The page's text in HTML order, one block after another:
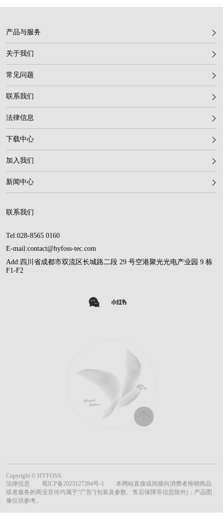
产品与服务
关于我们
常见问题
联系我们
法律信息
下载中心
加入我们
新闻中心
联系我们
Tel:028-8565 0160
E-mail:contact@hyfoss-tec.com
Add:四川省成都市双流区长城路二段 29 号空港聚光光电产业园 9 栋
F1-F2
Copyright © HYFOSS
法律信息
蜀ICP备2025127284号-1
本网站直接或间接向消费者推销商品
或者服务的商业宣传均属于“广告”(包装及参数、售后保障等信息除外)；产品图
像仅供参考。